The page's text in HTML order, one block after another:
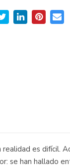
es difícil.
se han hallado